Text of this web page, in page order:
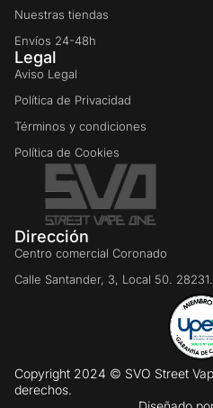
Nuestras tiendas
Envíos 24-48h
Legal
Aviso Legal
Política de Privacidad
Términos y condiciones
Política de Cookies
Dirección
Centro comercial Coronado
Calle Santander, 3, Local 50.
Copyright 2024 © SVO Street
derechos.